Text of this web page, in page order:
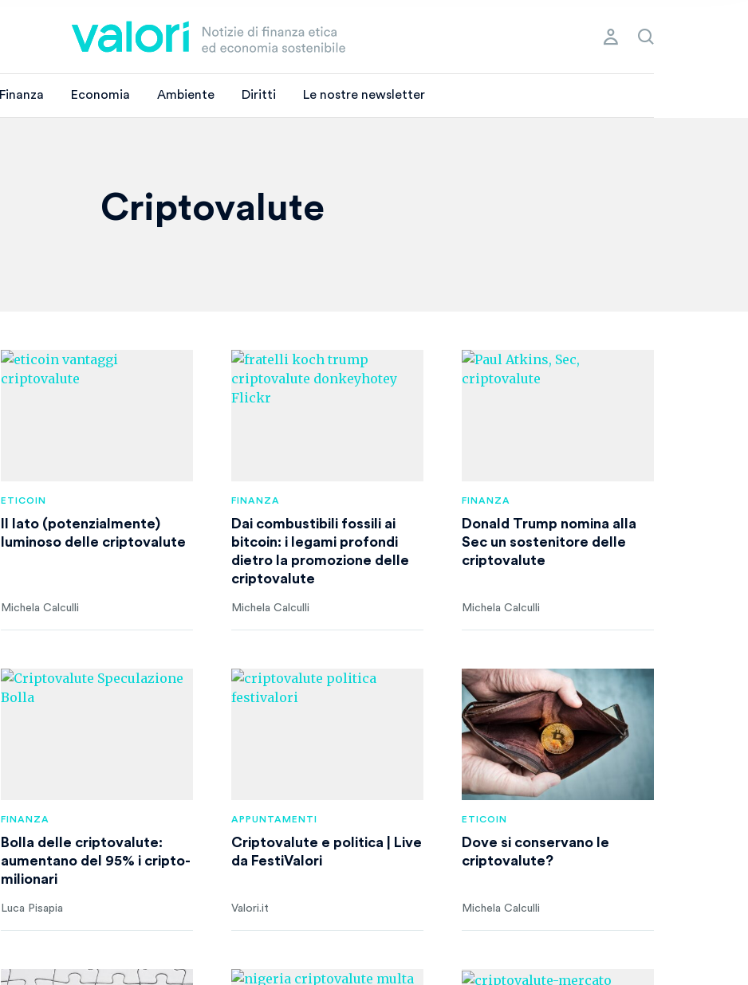
Finanza Economia Ambiente Diritti Le nostre newsletter
Criptovalute
ETICOIN
Il lato (potenzialmente)
luminoso delle criptovalute
Michela Calculli
FINANZA
Dai combustibili fossili ai
bitcoin: i legami profondi
dietro la promozione delle
criptovalute
Michela Calculli
FINANZA
Donald Trump nomina alla
Sec un sostenitore delle
criptovalute
Michela Calculli
FINANZA
Bolla delle criptovalute:
aumentano del 95% i cripto-
milionari
Luca Pisapia
APPUNTAMENTI
Criptovalute e politica | Live
da FestiValori
Valori.it
ETICOIN
Dove si conservano le
criptovalute?
Michela Calculli